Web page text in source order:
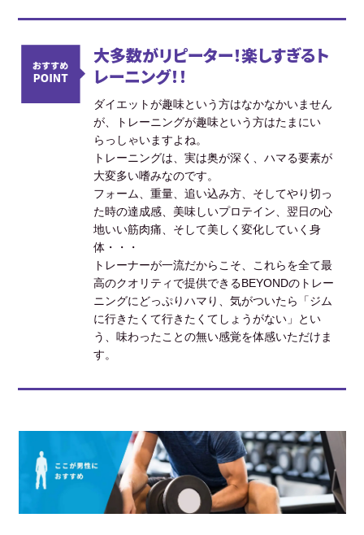
大多数がリピーター！楽しすぎるト
レーニング！！
ダイエットが趣味という方はなかなかいません
が、トレーニングが趣味という方はたまにい
らっしゃいますよね。
トレーニングは、実は奥が深く、ハマる要素が
大変多い嗜みなのです。
フォーム、重量、追い込み方、そしてやり切っ
た時の達成感、美味しいプロテイン、翌日の心
地いい筋肉痛、そして美しく変化していく身
体・・・
トレーナーが一流だからこそ、これらを全て最
高のクオリティで提供できるBEYONDのトレー
ニングにどっぷりハマり、気がついたら「ジム
に行きたくて行きたくてしょうがない」とい
う、味わったことの無い感覚を体感いただけま
す。